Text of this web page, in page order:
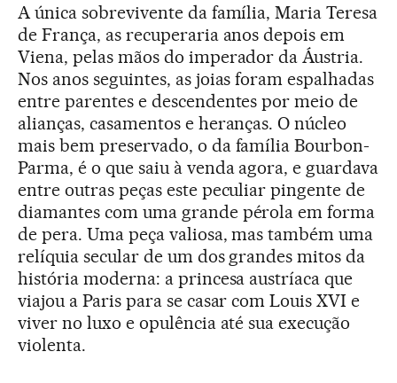
A única sobrevivente da família, Maria Teresa
de França, as recuperaria anos depois em
Viena, pelas mãos do imperador da Áustria.
Nos anos seguintes, as joias foram espalhadas
entre parentes e descendentes por meio de
alianças, casamentos e heranças. O núcleo
mais bem preservado, o da família Bourbon-
Parma, é o que saiu à venda agora, e guardava
entre outras peças este peculiar pingente de
diamantes com uma grande pérola em forma
de pera. Uma peça valiosa, mas também uma
relíquia secular de um dos grandes mitos da
história moderna: a princesa austríaca que
viajou a Paris para se casar com Louis XVI e
viver no luxo e opulência até sua execução
violenta.